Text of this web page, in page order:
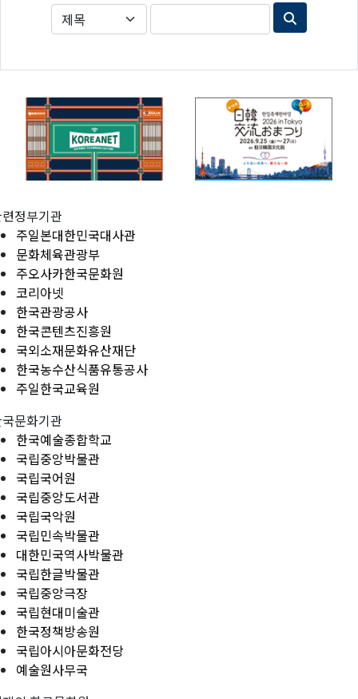
정부기관
주일본대한민국대사관
문화체육관광부
주오사카한국문화원
코리아넷
한국관광공사
한국콘텐츠진흥원
국외소재문화유산재단
한국농수산식품유통공사
주일한국교육원
문화기관
한국예술종합학교
국립중앙박물관
국립국어원
국립중앙도서관
국립국악원
국립민속박물관
대한민국역사박물관
국립한글박물관
국립중앙극장
국립현대미술관
한국정책방송원
국립아시아문화전당
예술원사무국